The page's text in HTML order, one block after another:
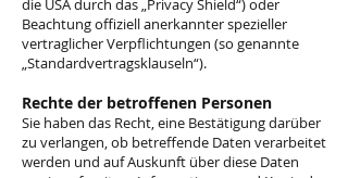
die USA durch das „Privacy Shield“) oder
Beachtung offiziell anerkannter spezieller
vertraglicher Verpflichtungen (so genannte
„Standardvertragsklauseln“).
Rechte der betroffenen Personen
Sie haben das Recht, eine Bestätigung darüber
zu verlangen, ob betreffende Daten verarbeitet
werden und auf Auskunft über diese Daten